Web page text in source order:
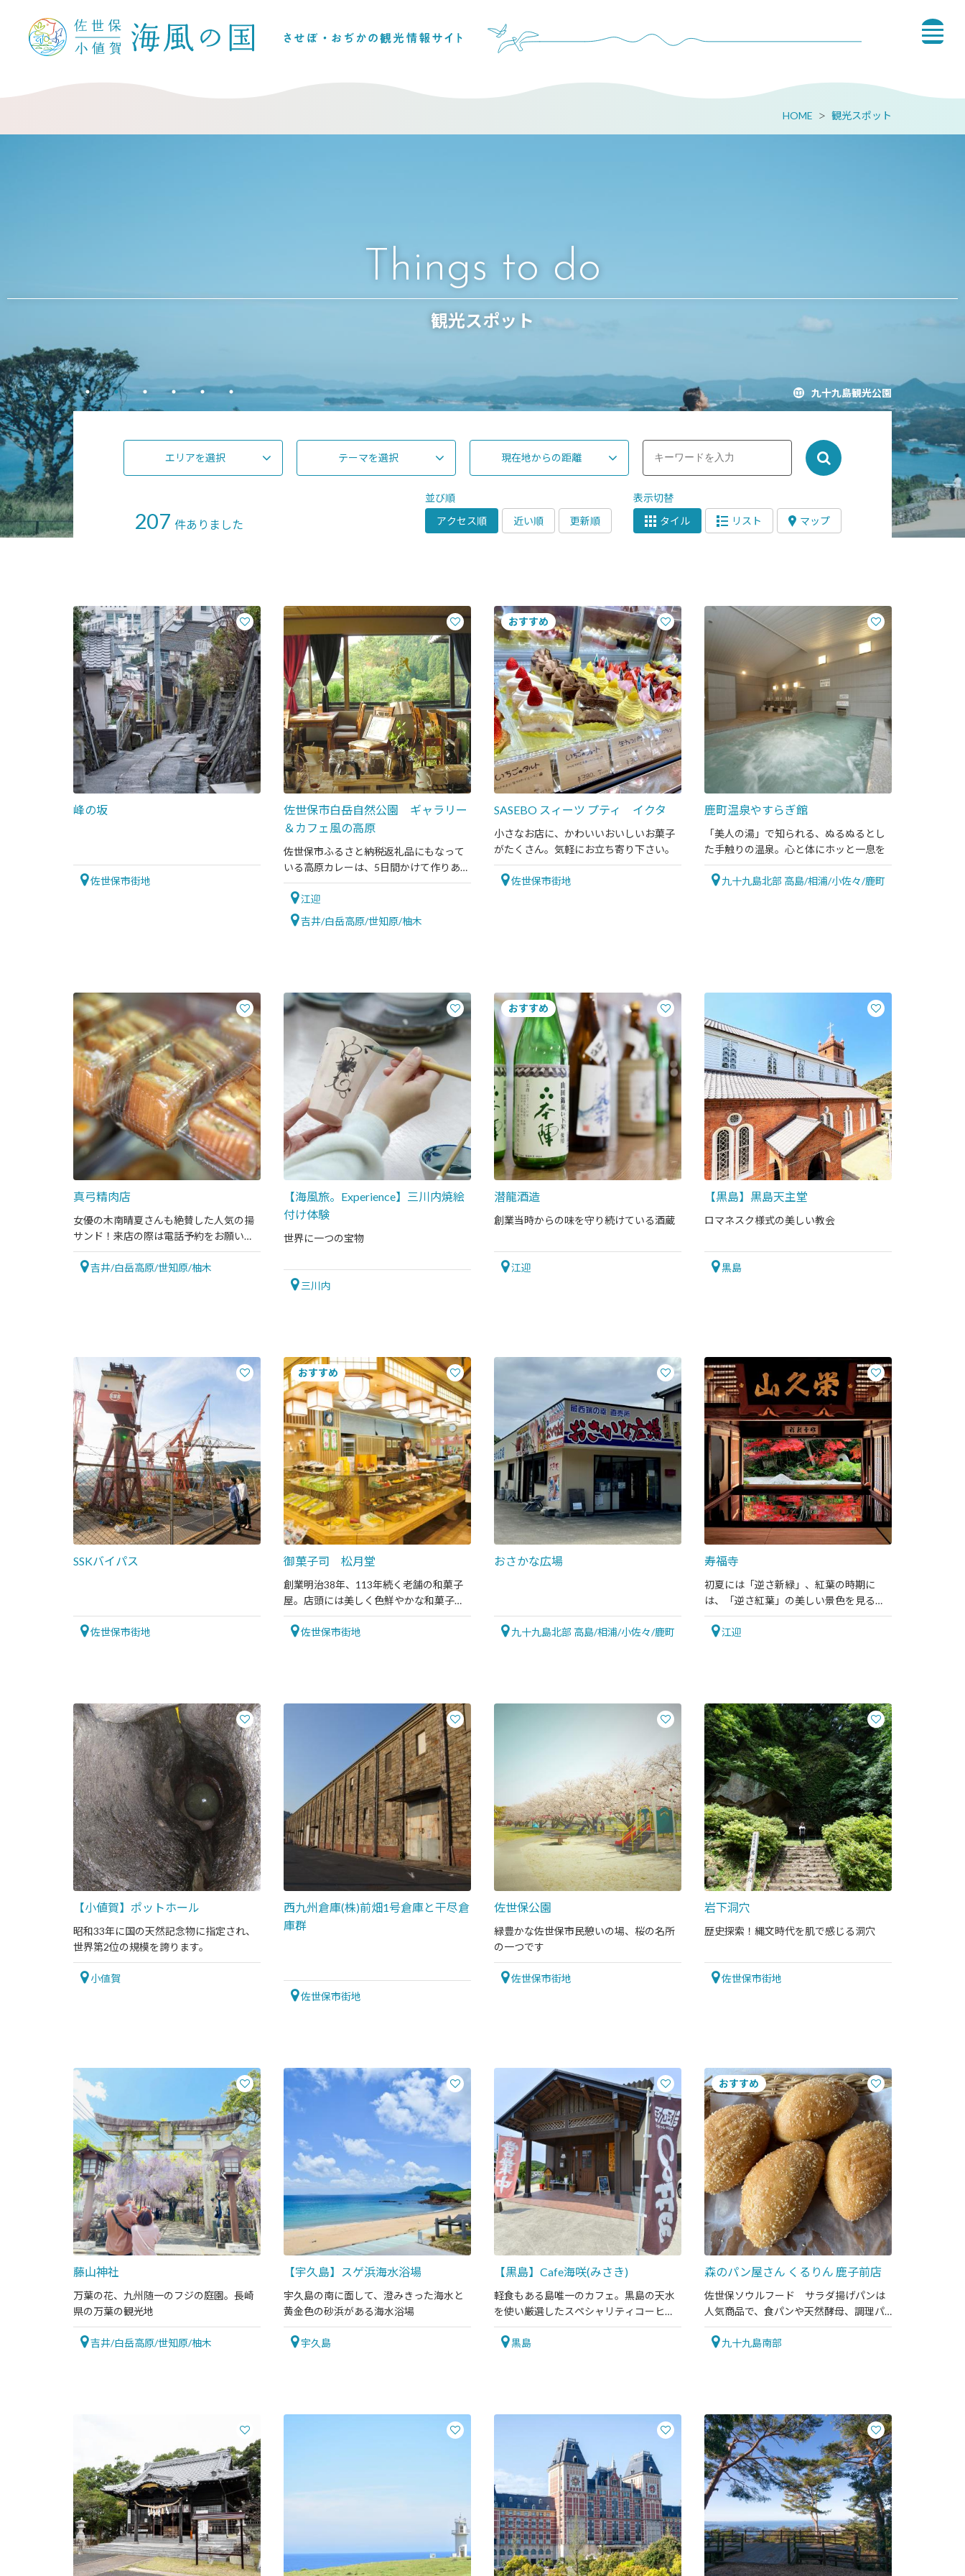
HOME 観光スポット
Things to do
観光スポット
九十九島観光公園
エリアを選択 テーマを選択 現在地からの距離
207 件ありました
並び順
アクセス順
近い順 更新順
表示切替
タイル
リスト マップ
峰の坂
佐世保市街地
佐世保市白岳自然公園 ギャラリー
＆カフェ風の高原
佐世保市ふるさと納税返礼品にもなって
いる高原カレーは、5日間かけて作りあげ
ています。
江迎
吉井/白岳高原/世知原/柚木
SASEBO スィーツ プティ イクタ
小さなお店に、かわいいおいしいお菓子
がたくさん。気軽にお立ち寄り下さい。
佐世保市街地
鹿町温泉やすらぎ館
「美人の湯」で知られる、ぬるぬるとし
た手触りの温泉。心と体にホッと一息を
九十九島北部 高島/相浦/小佐々/鹿町
真弓精肉店
女優の木南晴夏さんも絶賛した人気の揚
サンド！来店の際は電話予約をお願いし
ます。
吉井/白岳高原/世知原/柚木
【海風旅。Experience】三川内焼絵
付け体験
世界に一つの宝物
三川内
潜龍酒造
創業当時からの味を守り続けている酒蔵
江迎
【黒島】黒島天主堂
ロマネスク様式の美しい教会
黒島
SSKバイパス
佐世保市街地
御菓子司 松月堂
創業明治38年、113年続く老舗の和菓子
屋。店頭には美しく色鮮やかな和菓子が
並びます。
佐世保市街地
おさかな広場
九十九島北部 高島/相浦/小佐々/鹿町
寿福寺
初夏には「逆さ新緑」、紅葉の時期に
は、「逆さ紅葉」の美しい景色を見るこ
とができます
江迎
【小値賀】ポットホール
昭和33年に国の天然記念物に指定され、
世界第2位の規模を誇ります。
小値賀
西九州倉庫(株)前畑1号倉庫と干尽倉
庫群
佐世保市街地
佐世保公園
緑豊かな佐世保市民憩いの場、桜の名所
の一つです
佐世保市街地
岩下洞穴
歴史探索！縄文時代を肌で感じる洞穴
佐世保市街地
藤山神社
万葉の花、九州随一のフジの庭園。長崎
県の万葉の観光地
吉井/白岳高原/世知原/柚木
【宇久島】スゲ浜海水浴場
宇久島の南に面して、澄みきった海水と
黄金色の砂浜がある海水浴場
宇久島
【黒島】Cafe海咲(みさき)
軽食もある島唯一のカフェ。黒島の天水
を使い厳選したスペシャリティコーヒー
をどうぞ。
黒島
森のパン屋さん くるりん 鹿子前店
佐世保ソウルフード サラダ揚げパンは
人気商品で、食パンや天然酵母、調理パ
ンなど種類も豊富です。
九十九島南部